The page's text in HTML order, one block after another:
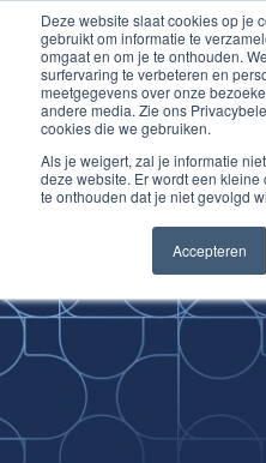
Deze website slaat cookies op je
gebruikt om informatie te
omgaat en om je te onthouden.
surfervaring te verbeteren en
meetgegevens over onze
andere media. Zie ons
cookies die we gebruiken.
Als je weigert, zal je informatie
deze website. Er wordt een
te onthouden dat je niet gevolgd
Accepteren
Ga
naar
de
inhoud
Improving
Medical Skills